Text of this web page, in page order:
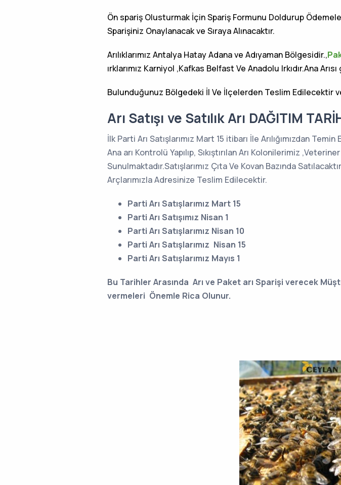
Ön spariş Olusturmak İçin Spariş Formunu Doldurup
Sparişiniz Onaylanacak ve Sıraya Alınacaktır.
Arılıklarımız Antalya Hatay Adana ve Adıyaman Bölgesidir.,
ırklarımız Karniyol ,Kafkas Belfast Ve Anadolu Irkıdır.Ana
Bulunduğunuz Bölgedeki İl Ve İlçelerden Teslim Edilecektir
Arı Satışı ve Satılık Arı DAĞITIM
İlk Parti Arı Satışlarımız Mart 15 itibarı İle Arılığımızdan
Ana arı Kontrolü Yapılıp, Sıkıştırılan Arı Kolonilerimiz
Sunulmaktadır.Satışlarımız Çıta Ve Kovan Bazında
Arçlarımızla Adresinize Teslim Edilecektir.
Parti Arı Satışlarımız Mart 15
Parti Arı Satışımız Nisan 1
Parti Arı Satışlarımız Nisan 10
Parti Arı Satışlarımız Nisan 15
Parti Arı Satışlarımız Mayıs 1
Bu Tarihler Arasında Arı ve Paket arı Sparişi verecek
vermeleri Önemle Rica Olunur.